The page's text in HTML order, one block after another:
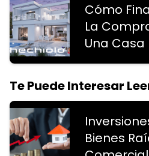
Cómo
La
Una Casa
Te Puede Interesar
Bienes